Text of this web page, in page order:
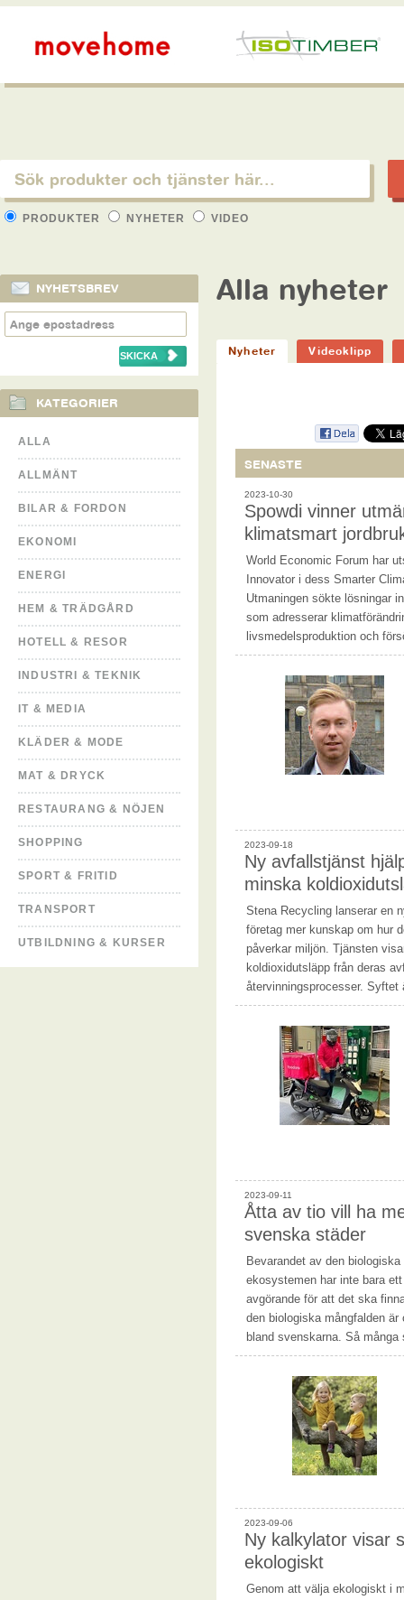
PRODUKTER NYHETER VIDEO
NYHETSBREV
KATEGORIER
ALLA
ALLMÄNT
BILAR & FORDON
EKONOMI
ENERGI
HEM & TRÄDGÅRD
HOTELL & RESOR
INDUSTRI & TEKNIK
IT & MEDIA
KLÄDER & MODE
MAT & DRYCK
RESTAURANG & NÖJEN
SHOPPING
SPORT & FRITID
TRANSPORT
UTBILDNING & KURSER
Alla nyheter
Nyheter Videoklipp
SENASTE
2023-10-30
Spowdi vinner
klimatsmart
World Economic Forum har
Innovator i dess Smarter
Utmaningen sökte lösningar
som adresserar
livsmedelsproduktion och
2023-09-18
Ny avfallstjänst
minska
Stena Recycling lanserar en
företag mer kunskap om hur
påverkar miljön. Tjänsten
koldioxidutsläpp från deras
återvinningsprocesser.
2023-09-11
Åtta av tio vill ha
svenska städer
Bevarandet av den
ekosystemen har inte bara
avgörande för att det ska
den biologiska mångfalden
bland svenskarna. Så
2023-09-06
Ny kalkylator visar
ekologiskt
Genom att välja ekologiskt i